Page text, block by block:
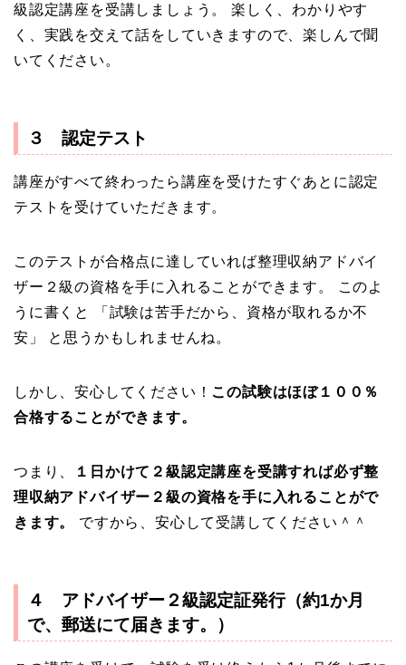
級認定講座を受講しましょう。 楽しく、わかりやす
く、実践を交えて話をしていきますので、楽しんで聞
いてください。
３ 認定テスト
講座がすべて終わったら講座を受けたすぐあとに認定
テストを受けていただきます。
このテストが合格点に達していれば整理収納アドバイ
ザー２級の資格を手に入れることができます。 このよ
うに書くと 「試験は苦手だから、資格が取れるか不
安」 と思うかもしれませんね。
しかし、安心してください！ この試験はほぼ１００％
合格することができます。
つまり、
１日かけて２級認定講座を受講すれば必ず整
理収納アドバイザー２級の資格を手に入れることがで
きます。
ですから、安心して受講してください＾＾
４ アドバイザー２級認定証発行（約1か月
で、郵送にて届きます。）